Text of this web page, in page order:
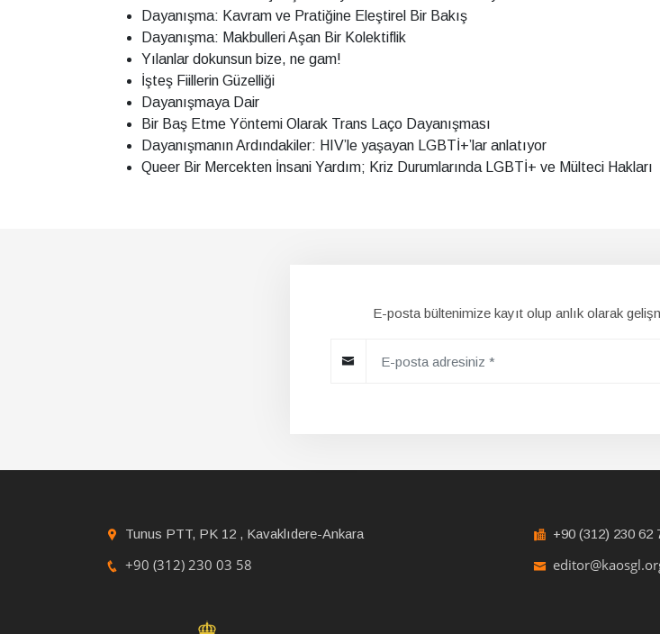
Dayanışma: Kavram ve Pratiğine Eleştirel Bir Bakış
Dayanışma: Makbulleri Aşan Bir Kolektiflik
Yılanlar dokunsun bize, ne gam!
İşteş Fiillerin Güzelliği
Dayanışmaya Dair
Bir Baş Etme Yöntemi Olarak Trans Laço Dayanışması
Dayanışmanın Ardındakiler: HIV’le yaşayan LGBTİ+’lar anlatıyor
Queer Bir Mercekten İnsani Yardım; Kriz Durumlarında LGBTİ+ ve Mülteci Hakları
E-posta bültenimize kayıt olup anlık olarak
Tunus PTT, PK 12 , Kavaklıdere-Ankara
+90 (312) 230 03 58
+90 (312) 230 62